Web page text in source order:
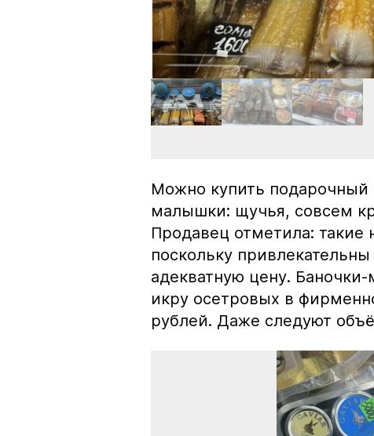
Можно купить подарочный
малышки: щучья, совсем
Продавец отметила:
поскольку
адекватную цену.
икру осетровых в
рублей. Даже следуют